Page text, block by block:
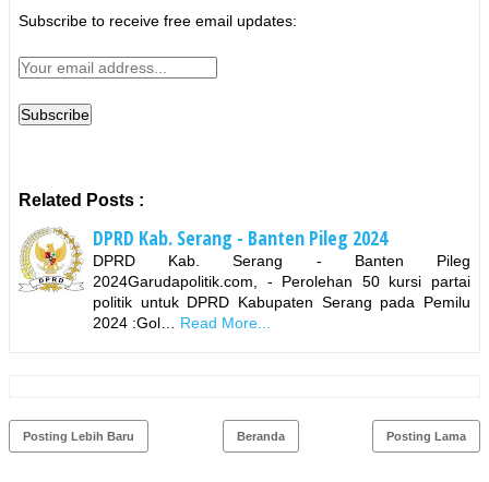
Subscribe to receive free email updates:
Related Posts :
DPRD Kab. Serang - Banten Pileg 2024
DPRD Kab. Serang - Banten Pileg
2024Garudapolitik.com, - Perolehan 50 kursi partai
politik untuk DPRD Kabupaten Serang pada Pemilu
2024 :Gol…
Read More...
Posting Lebih Baru Posting Lama
Beranda